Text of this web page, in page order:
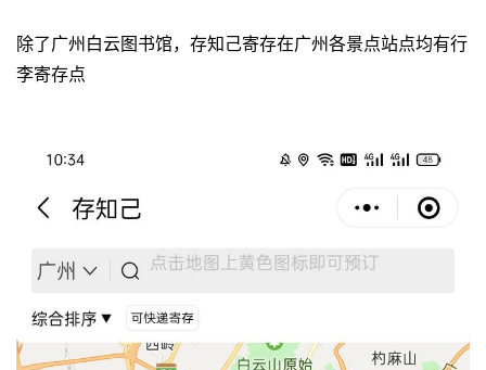
除了广州白云图书馆，存知己寄存在广州各景点站点均有行
李寄存点